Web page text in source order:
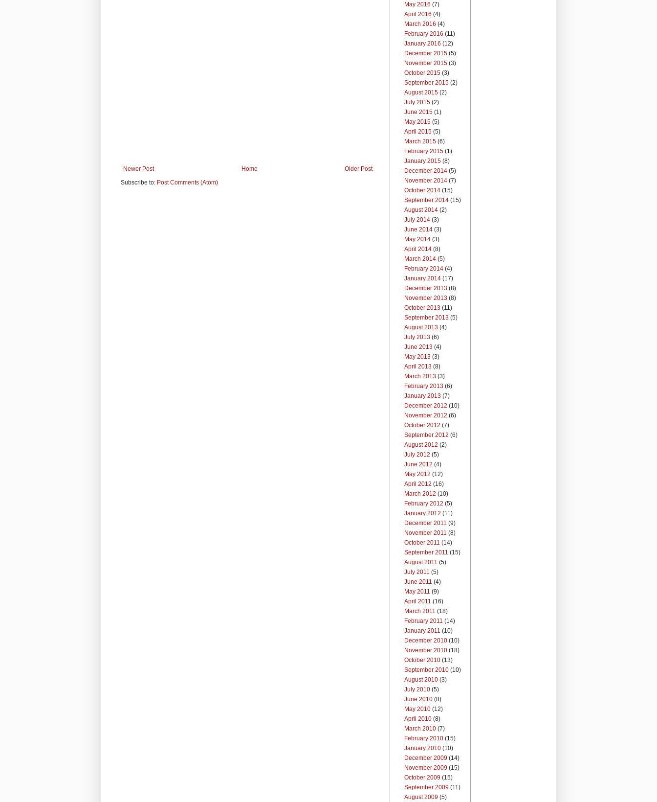
Newer Post Older Post
Home
Subscribe to: Post Comments (Atom)
May 2016 (7)
April 2016 (4)
March 2016 (4)
February 2016 (11)
January 2016 (12)
December 2015 (5)
November 2015 (3)
October 2015 (3)
September 2015 (2)
August 2015 (2)
July 2015 (2)
June 2015 (1)
May 2015 (5)
April 2015 (5)
March 2015 (6)
February 2015 (1)
January 2015 (8)
December 2014 (5)
November 2014 (7)
October 2014 (15)
September 2014 (15)
August 2014 (2)
July 2014 (3)
June 2014 (3)
May 2014 (3)
April 2014 (8)
March 2014 (5)
February 2014 (4)
January 2014 (17)
December 2013 (8)
November 2013 (8)
October 2013 (11)
September 2013 (5)
August 2013 (4)
July 2013 (6)
June 2013 (4)
May 2013 (3)
April 2013 (8)
March 2013 (3)
February 2013 (6)
January 2013 (7)
December 2012 (10)
November 2012 (6)
October 2012 (7)
September 2012 (6)
August 2012 (2)
July 2012 (5)
June 2012 (4)
May 2012 (12)
April 2012 (16)
March 2012 (10)
February 2012 (5)
January 2012 (11)
December 2011 (9)
November 2011 (8)
October 2011 (14)
September 2011 (15)
August 2011 (5)
July 2011 (5)
June 2011 (4)
May 2011 (9)
April 2011 (16)
March 2011 (18)
February 2011 (14)
January 2011 (10)
December 2010 (10)
November 2010 (18)
October 2010 (13)
September 2010 (10)
August 2010 (3)
July 2010 (5)
June 2010 (8)
May 2010 (12)
April 2010 (8)
March 2010 (7)
February 2010 (15)
January 2010 (10)
December 2009 (14)
November 2009 (15)
October 2009 (15)
September 2009 (11)
August 2009 (5)